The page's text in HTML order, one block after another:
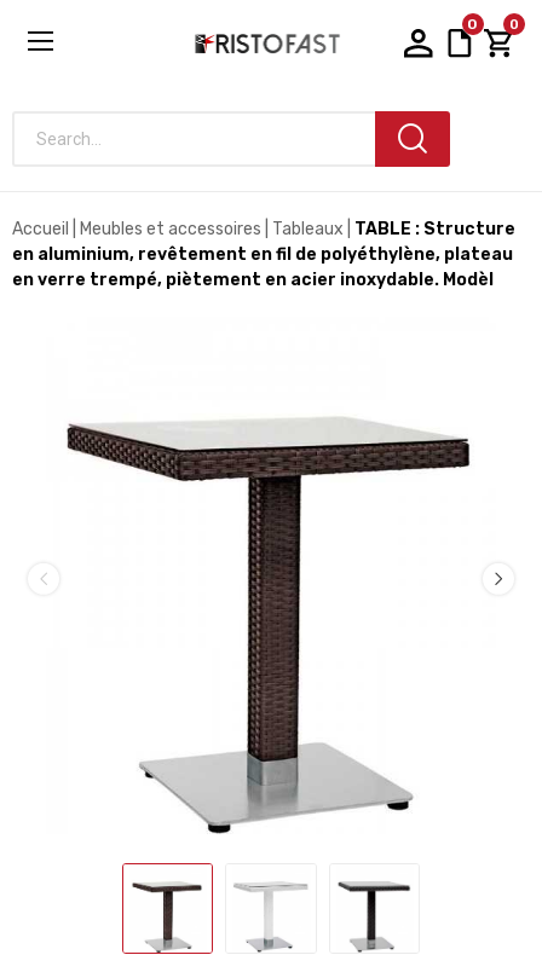
0 0
Search...
Accueil Meubles et accessoires Tableaux
TABLE : Structure
en aluminium, revêtement en fil de polyéthylène, plateau
en verre trempé, piètement en acier inoxydable. Modèl